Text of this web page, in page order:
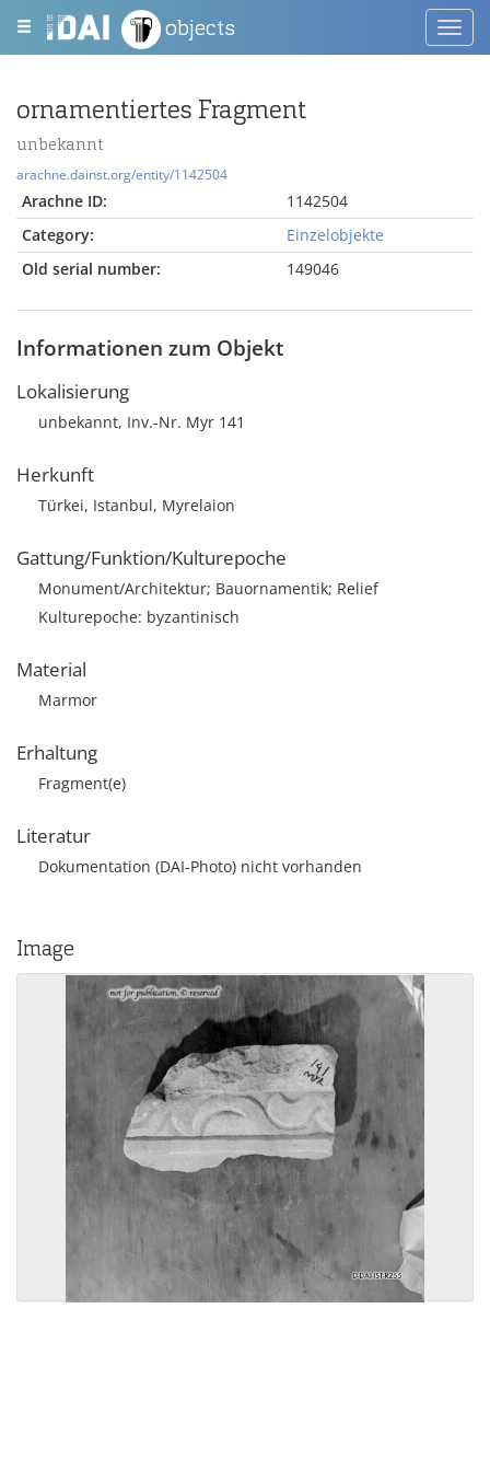
objects
ornamentiertes Fragment
unbekannt
arachne.dainst.org/entity/1142504
Arachne ID:
1142504
Category:
Einzelobjekte
Old serial number:
149046
Informationen zum Objekt
Lokalisierung
unbekannt, Inv.-Nr. Myr 141
Herkunft
Türkei, Istanbul, Myrelaion
Gattung/Funktion/Kulturepoche
Monument/Architektur; Bauornamentik; Relief
Kulturepoche: byzantinisch
Material
Marmor
Erhaltung
Fragment(e)
Literatur
Dokumentation (DAI-Photo) nicht vorhanden
Image